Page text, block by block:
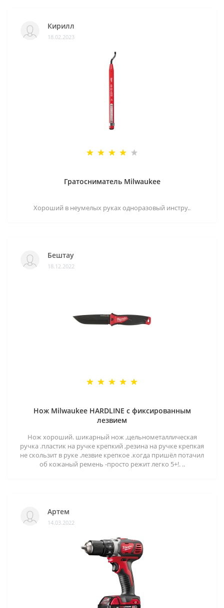
Кирилл
18.02.2023
Гратосниматель Milwaukee
Хороший в неумелых руках одноразовый инстру..
Бештау
18.12.2022
Нож Milwaukee HARDLINE с фиксированным
лезвием
Нож хороший. шикарный нож ,цельнометаллическая
ручка .пластик на ручке крепкий ,резина на ручке крепкая
не скользит в руке .лезвие крепкое .когда пришёл потачил
об кожаный ремень -просто режит легко 5+!. ..
Артем
14.03.2022